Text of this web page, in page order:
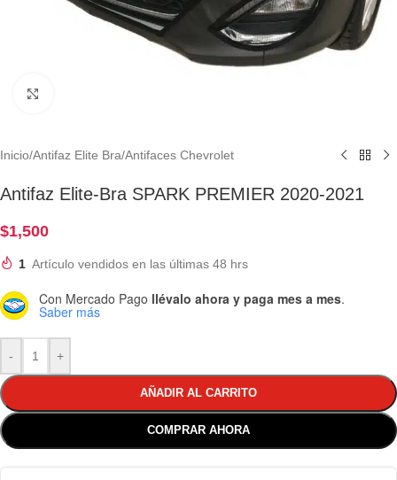
Inicio/Antifaz Elite Bra/Antifaces Chevrolet
Antifaz Elite-Bra SPARK PREMIER 2020-2021
$1,500
1 Artículo vendidos en las últimas 48 hrs
Con Mercado Pago llévalo ahora y paga mes a mes.
Saber más
- +
AÑADIR AL CARRITO
COMPRAR AHORA